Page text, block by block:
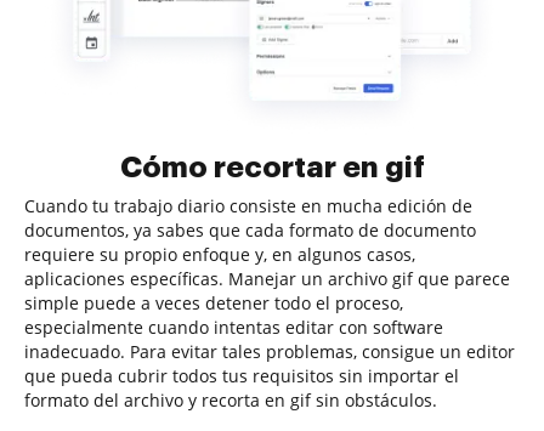
Cómo recortar en gif
Cuando tu trabajo diario consiste en mucha edición de
documentos, ya sabes que cada formato de documento
requiere su propio enfoque y, en algunos casos,
aplicaciones específicas. Manejar un archivo gif que parece
simple puede a veces detener todo el proceso,
especialmente cuando intentas editar con software
inadecuado. Para evitar tales problemas, consigue un editor
que pueda cubrir todos tus requisitos sin importar el
formato del archivo y recorta en gif sin obstáculos.